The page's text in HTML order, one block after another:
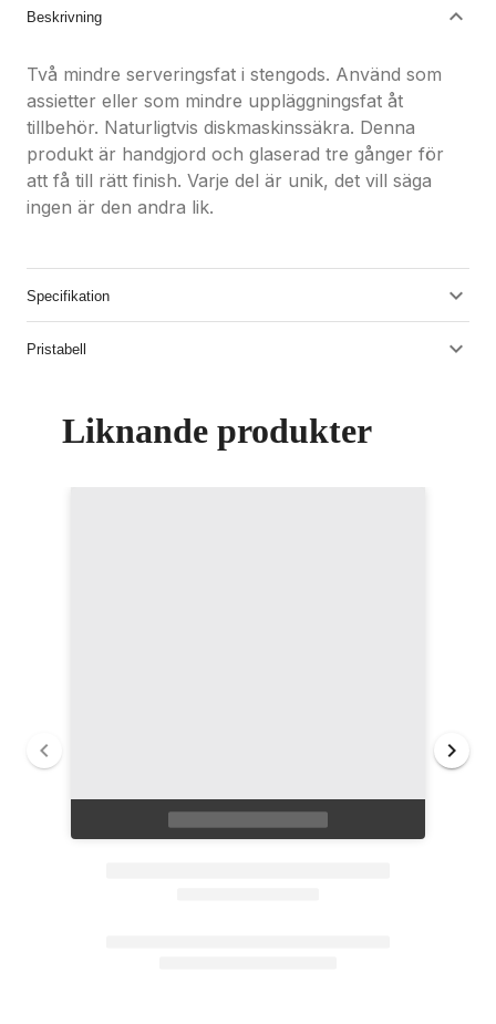
Beskrivning
Två mindre serveringsfat i stengods. Använd som
assietter eller som mindre uppläggningsfat åt
tillbehör. Naturligtvis diskmaskinssäkra. Denna
produkt är handgjord och glaserad tre gånger för
att få till rätt finish. Varje del är unik, det vill säga
ingen är den andra lik.
Specifikation
Pristabell
Liknande produkter